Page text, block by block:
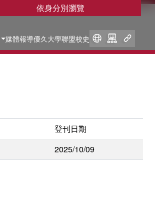
依身分別瀏覽
媒體報導優久大學聯盟校史
登刊日期
2025/10/09